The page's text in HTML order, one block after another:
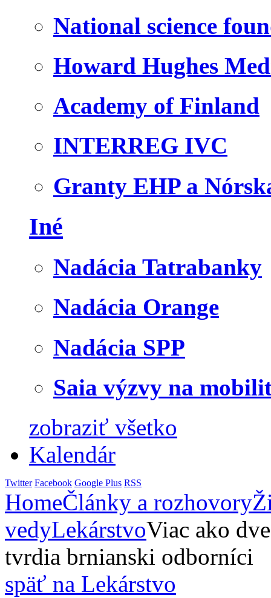
National science
Howard Hughes
Academy of Finland
INTERREG IVC
Granty EHP a
Iné
Nadácia Tatrabanky
Nadácia Orange
Nadácia SPP
Saia výzvy na
zobraziť všetko
Kalendár
Twitter Facebook Google Plus RSS
HomeČlánky a rozhovory
vedyLekárstvoViac ako
tvrdia brnianski odborníci
späť na Lekárstvo